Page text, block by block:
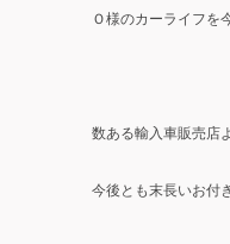
Ｏ様のカーライフを
数ある輸入車販売店
今後とも末長いお付